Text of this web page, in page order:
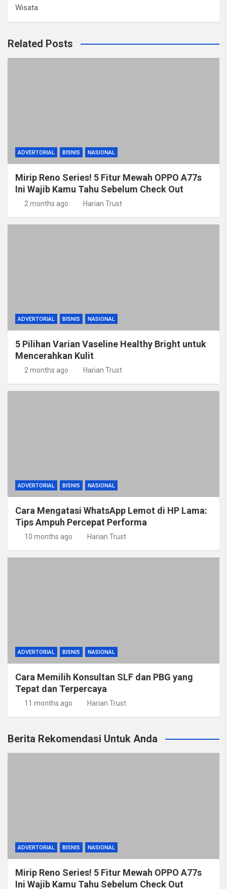
Wisata
Related Posts
ADVERTORIAL BISNIS NASIONAL
Mirip Reno Series! 5 Fitur Mewah OPPO A77s
Ini Wajib Kamu Tahu Sebelum Check Out
2 months ago Harian Trust
ADVERTORIAL BISNIS NASIONAL
5 Pilihan Varian Vaseline Healthy Bright untuk
Mencerahkan Kulit
2 months ago Harian Trust
ADVERTORIAL BISNIS NASIONAL
Cara Mengatasi WhatsApp Lemot di HP Lama:
Tips Ampuh Percepat Performa
10 months ago Harian Trust
ADVERTORIAL BISNIS NASIONAL
Cara Memilih Konsultan SLF dan PBG yang
Tepat dan Terpercaya
11 months ago Harian Trust
Berita Rekomendasi Untuk Anda
ADVERTORIAL BISNIS NASIONAL
Mirip Reno Series! 5 Fitur Mewah OPPO A77s
Ini Wajib Kamu Tahu Sebelum Check Out